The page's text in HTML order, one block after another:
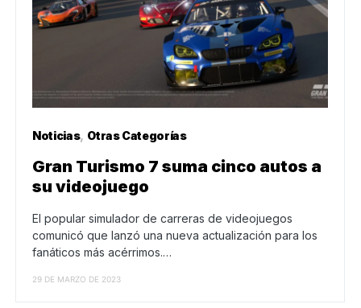
Noticias Otras Categorías
Gran Turismo 7 suma cinco autos a
su videojuego
El popular simulador de carreras de videojuegos
comunicó que lanzó una nueva actualización para los
fanáticos más acérrimos.…
29 DE MARZO DE 2023